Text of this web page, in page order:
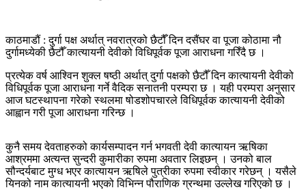
काठमाडौं : दुर्गा पक्ष अर्थात् नवरात्रको छैटौँ दिन दसैंघर वा पूजा कोठामा नौ
दुर्गामध्येकी छैटौँ कात्यायनी देवीको विधिपूर्वक पूजा आराधना गरिँदै छ ।
प्रत्येक वर्ष आश्विन शुक्ल षष्ठी अर्थात् दुर्गा पक्षको छैटौँ दिन कात्यायनी देवीको
विधिपूर्वक पूजा आराधना गर्ने वैदिक सनातनी परम्परा छ । यही परम्परा अनुसार
आज घटस्थापना गरेको स्थलमा षोडशोपचारले विधिपूर्वक कात्यायनी देवीको
आह्वान गरी पूजा आराधना गरिन्छ ।
कुनै समय देवताहरुको कार्यसम्पादन गर्न भगवती देवी कात्यायन ऋषिका
आश्रममा अत्यन्त सुन्दरी कुमारीका रुपमा अवतार लिइछन् । उनको बाल
सौन्दर्यबाट मुग्ध भएर कात्यायन ऋषिले पुत्रीका रुपमा स्वीकार गरेछन् । यसैले
यिनको नाम कात्यायनी भएको विभिन्न पौराणिक ग्रन्थमा उल्लेख गरिएको छ ।